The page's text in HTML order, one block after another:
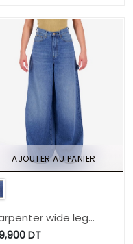
wide leg
femme - KARIMA
DT
AJOUTER AU PANIER